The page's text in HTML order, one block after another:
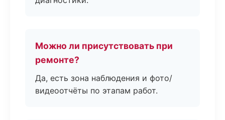
Можно ли присутствовать при
ремонте?
Да, есть зона наблюдения и фото/
видеоотчёты по этапам работ.